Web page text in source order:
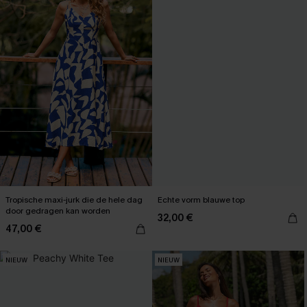
Tropische maxi-jurk die de hele dag
door gedragen kan worden
47,00 €
Echte vorm blauwe top
32,00 €
NIEUW NIEUW